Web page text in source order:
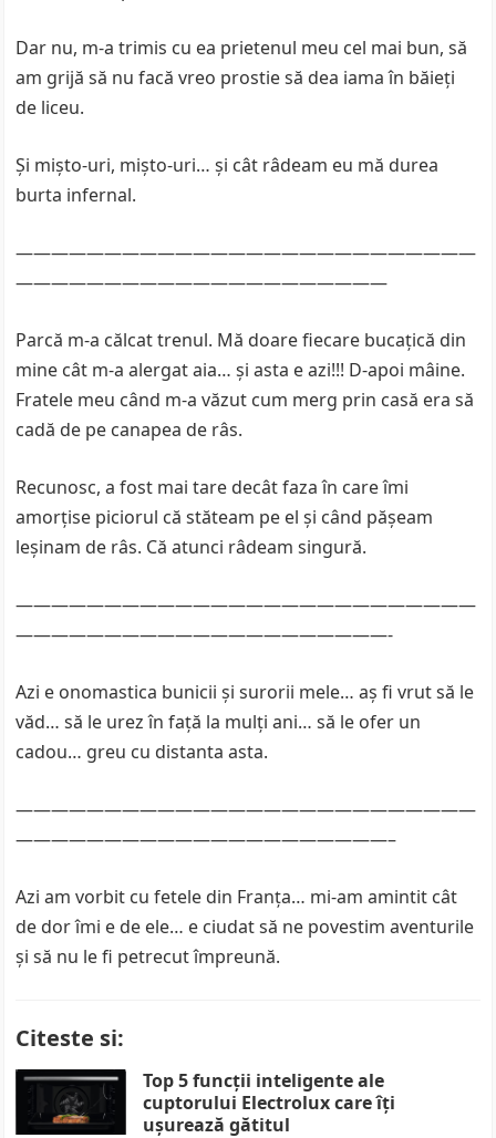
Dar nu, m-a trimis cu ea prietenul meu cel mai bun, să
am grijă să nu facă vreo prostie să dea iama în băieți
de liceu.
Și mișto-uri, mișto-uri… și cât râdeam eu mă durea
burta infernal.
——————————————————————————
—————————————————————
Parcă m-a călcat trenul. Mă doare fiecare bucațică din
mine cât m-a alergat aia… și asta e azi!!! D-apoi mâine.
Fratele meu când m-a văzut cum merg prin casă era să
cadă de pe canapea de râs.
Recunosc, a fost mai tare decât faza în care îmi
amorțise piciorul că stăteam pe el și când pășeam
leșinam de râs. Că atunci râdeam singură.
——————————————————————————
—————————————————————-
Azi e onomastica bunicii și surorii mele… aș fi vrut să le
văd… să le urez în față la mulți ani… să le ofer un
cadou… greu cu distanta asta.
——————————————————————————
—————————————————————–
Azi am vorbit cu fetele din Franța… mi-am amintit cât
de dor îmi e de ele… e ciudat să ne povestim aventurile
și să nu le fi petrecut împreună.
Citeste si:
Top 5 funcții inteligente ale
cuptorului Electrolux care îți
ușurează gătitul